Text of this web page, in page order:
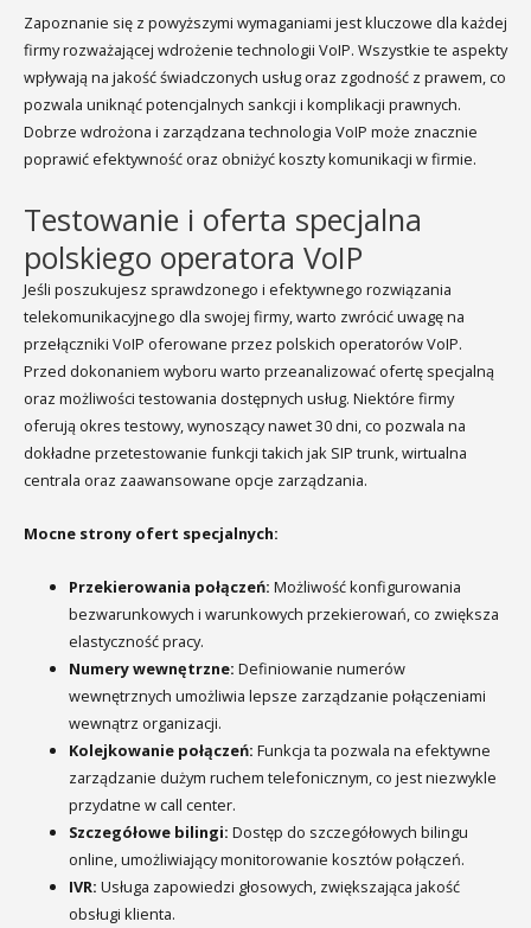
Zapoznanie się z powyższymi wymaganiami jest kluczowe dla każdej
firmy rozważającej wdrożenie technologii VoIP. Wszystkie te aspekty
wpływają na jakość świadczonych usług oraz zgodność z prawem, co
pozwala uniknąć potencjalnych sankcji i komplikacji prawnych.
Dobrze wdrożona i zarządzana technologia VoIP może znacznie
poprawić efektywność oraz obniżyć koszty komunikacji w firmie.
Testowanie i oferta specjalna
polskiego operatora VoIP
Jeśli poszukujesz sprawdzonego i efektywnego rozwiązania
telekomunikacyjnego dla swojej firmy, warto zwrócić uwagę na
przełączniki VoIP oferowane przez polskich operatorów VoIP.
Przed dokonaniem wyboru warto przeanalizować ofertę specjalną
oraz możliwości testowania dostępnych usług. Niektóre firmy
oferują okres testowy, wynoszący nawet 30 dni, co pozwala na
dokładne przetestowanie funkcji takich jak SIP trunk, wirtualna
centrala oraz zaawansowane opcje zarządzania.
Mocne strony ofert specjalnych:
Przekierowania połączeń: Możliwość konfigurowania
bezwarunkowych i warunkowych przekierowań, co zwiększa
elastyczność pracy.
Numery wewnętrzne: Definiowanie numerów
wewnętrznych umożliwia lepsze zarządzanie połączeniami
wewnątrz organizacji.
Kolejkowanie połączeń: Funkcja ta pozwala na efektywne
zarządzanie dużym ruchem telefonicznym, co jest niezwykle
przydatne w call center.
Szczegółowe bilingi: Dostęp do szczegółowych bilingu
online, umożliwiający monitorowanie kosztów połączeń.
IVR: Usługa zapowiedzi głosowych, zwiększająca jakość
obsługi klienta.